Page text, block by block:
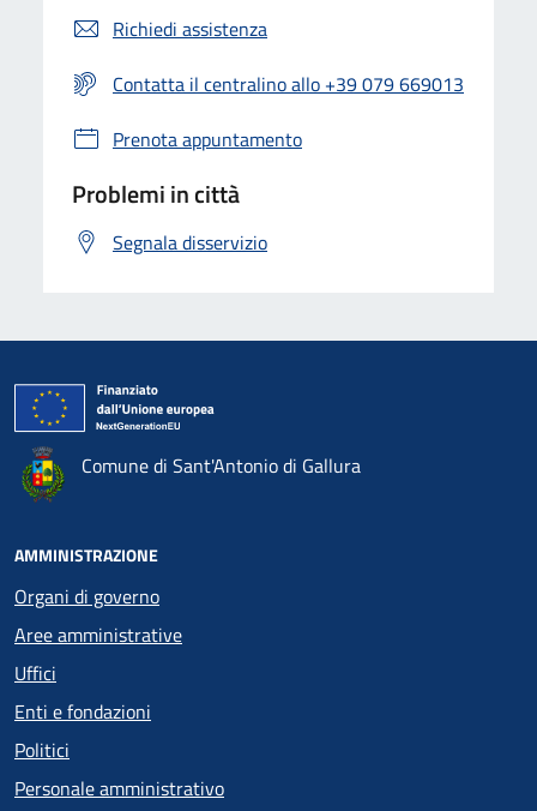
Richiedi assistenza
Contatta il centralino allo +39 079 669013
Prenota appuntamento
Problemi in città
Segnala disservizio
Comune di Sant'Antonio di Gallura
AMMINISTRAZIONE
Organi di governo
Aree amministrative
Uffici
Enti e fondazioni
Politici
Personale amministrativo